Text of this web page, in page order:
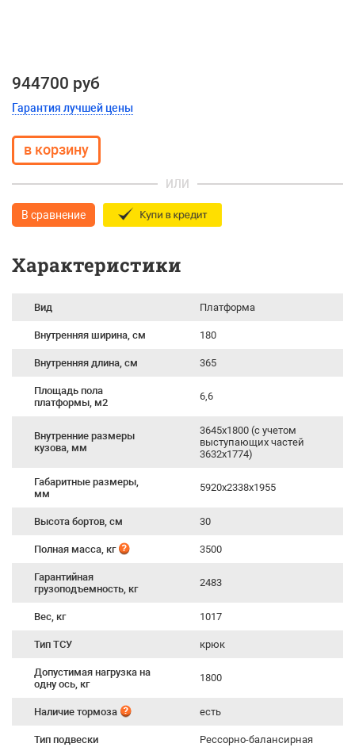
944700 руб
Гарантия лучшей цены
ИЛИ
В сравнение
Характеристики
Вид Платформа
Внутренняя ширина, см 180
Внутренняя длина, см 365
Площадь пола
платформы, м2
6,6
Внутренние размеры
кузова, мм
3645х1800 (с учетом
выступающих частей
3632х1774)
Габаритные размеры,
мм
5920х2338х1955
Высота бортов, см 30
Полная масса, кг 3500
Гарантийная
грузоподъемность, кг
2483
Вес, кг 1017
Тип ТСУ крюк
Допустимая нагрузка на
одну ось, кг
1800
Наличие тормоза есть
Тип подвески Рессорно-балансирная